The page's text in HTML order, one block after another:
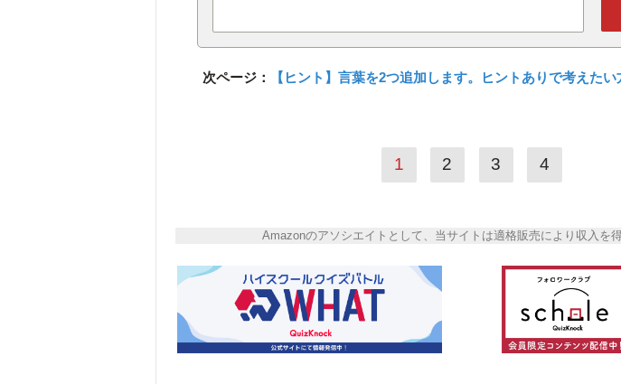
次ページ： 【ヒント】言葉を2つ追加します。ヒントありで考えた
1 2 3 4
Amazonのアソシエイトとして、当サイトは適格販売により収入を得